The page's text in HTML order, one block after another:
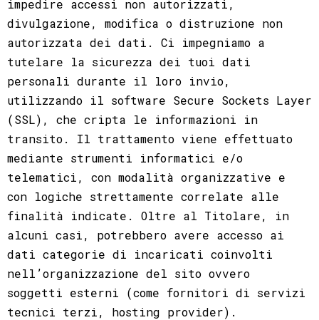
impedire accessi non autorizzati,
divulgazione, modifica o distruzione non
autorizzata dei dati. Ci impegniamo a
tutelare la sicurezza dei tuoi dati
personali durante il loro invio,
utilizzando il software Secure Sockets Layer
(SSL), che cripta le informazioni in
transito. Il trattamento viene effettuato
mediante strumenti informatici e/o
telematici, con modalità organizzative e
con logiche strettamente correlate alle
finalità indicate. Oltre al Titolare, in
alcuni casi, potrebbero avere accesso ai
dati categorie di incaricati coinvolti
nell’organizzazione del sito ovvero
soggetti esterni (come fornitori di servizi
tecnici terzi, hosting provider).